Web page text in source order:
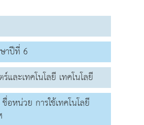
าปีที่ 6
และเทคโนโลยี เทคโนโลยี
หน่วย การใช้เทคโนโลยี